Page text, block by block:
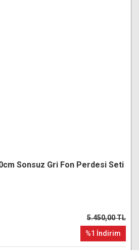
Sonsuz Gri Fon Perdesi Seti
5.450,00 TL
%1 İndirim